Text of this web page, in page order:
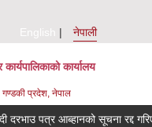
English
नेपाली
कार्यालय
गण्डकी प्रदेश, नेपाल
पत्र आब्हानको सूचना रद्द गरिएको